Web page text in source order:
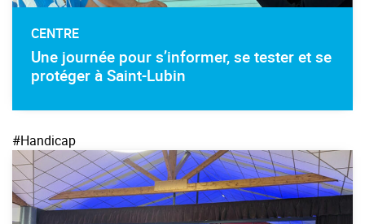
CENTRE
Une journée pour s’informer, se tester et se
protéger à Saint-Lubin
#Handicap